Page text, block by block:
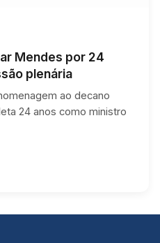
Mendes por 24
plenária
ao decano
24 anos como ministro